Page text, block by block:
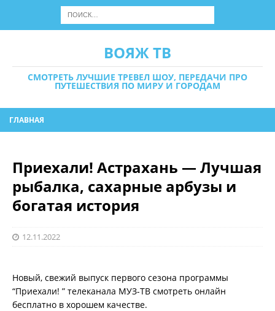
ВОЯЖ ТВ
СМОТРЕТЬ ЛУЧШИЕ ТРЕВЕЛ ШОУ, ПЕРЕДАЧИ ПРО
ПУТЕШЕСТВИЯ ПО МИРУ И ГОРОДАМ
ГЛАВНАЯ
Приехали! Астрахань — Лучшая
рыбалка, сахарные арбузы и
богатая история
12.11.2022
Новый, свежий выпуск первого сезона программы
“Приехали! ” телеканала МУЗ-ТВ смотреть онлайн
бесплатно в хорошем качестве.